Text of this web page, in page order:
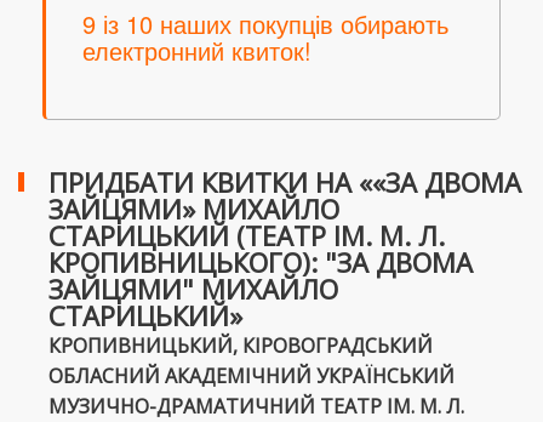
9 із 10 наших покупців обирають
електронний квиток!
ПРИДБАТИ КВИТКИ НА ««ЗА ДВОМА
ЗАЙЦЯМИ» МИХАЙЛО
СТАРИЦЬКИЙ (ТЕАТР ІМ. М. Л.
КРОПИВНИЦЬКОГО): "ЗА ДВОМА
ЗАЙЦЯМИ" МИХАЙЛО
СТАРИЦЬКИЙ»
КРОПИВНИЦЬКИЙ, КІРОВОГРАДСЬКИЙ
ОБЛАСНИЙ АКАДЕМІЧНИЙ УКРАЇНСЬКИЙ
МУЗИЧНО-ДРАМАТИЧНИЙ ТЕАТР ІМ. М. Л.